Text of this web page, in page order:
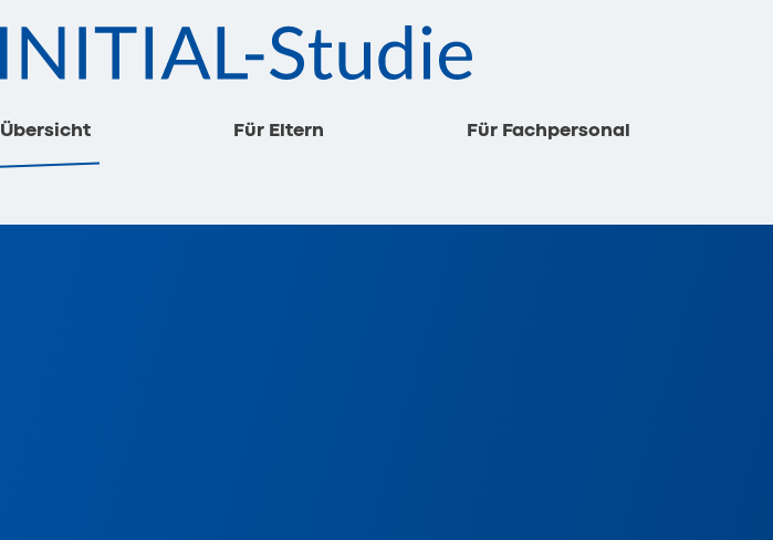
Übersicht Für Eltern Für Fachpersonal